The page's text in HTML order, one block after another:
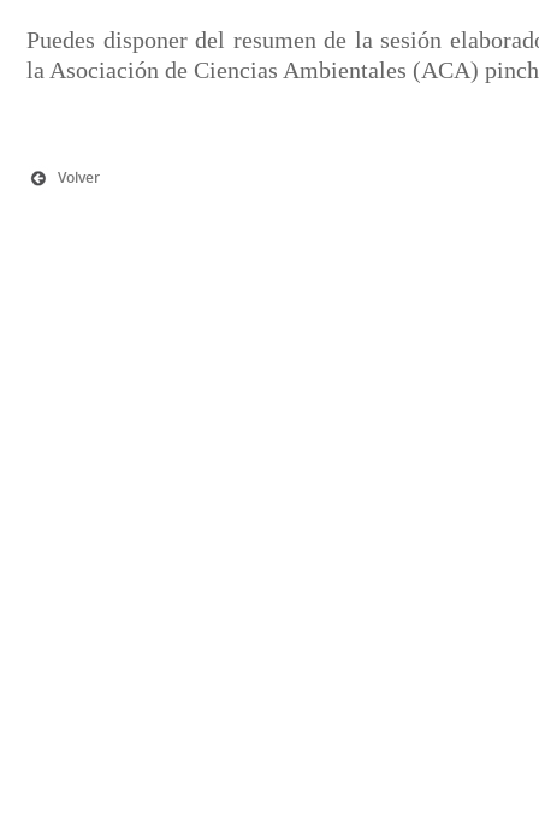
Puedes disponer del resumen de la sesión
la Asociación de Ciencias Ambientales (ACA)
Volver